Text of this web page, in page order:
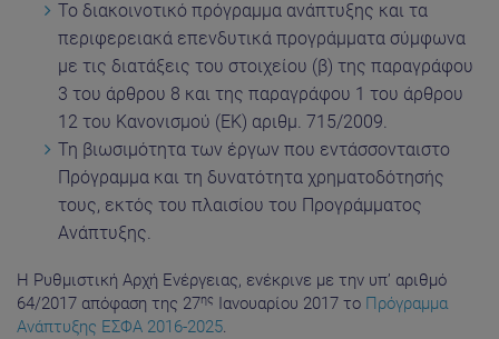
Το διακοινοτικό πρόγραμμα ανάπτυξης και τα
περιφερειακά επενδυτικά προγράμματα σύμφωνα
με τις διατάξεις του στοιχείου (β) της παραγράφου
3 του άρθρου 8 και της παραγράφου 1 του άρθρου
12 του Κανονισμού (ΕΚ) αριθμ. 715/2009.
Τη βιωσιμότητα των έργων που εντάσσονταιστο
Πρόγραμμα και τη δυνατότητα χρηματοδότησής
τους, εκτός του πλαισίου του Προγράμματος
Ανάπτυξης.
Η Ρυθμιστική Αρχή Ενέργειας, ενέκρινε με την υπ’ αριθμό
64/2017 απόφαση της 27ης Ιανουαρίου 2017 το Πρόγραμμα
Ανάπτυξης ΕΣΦΑ 2016-2025.